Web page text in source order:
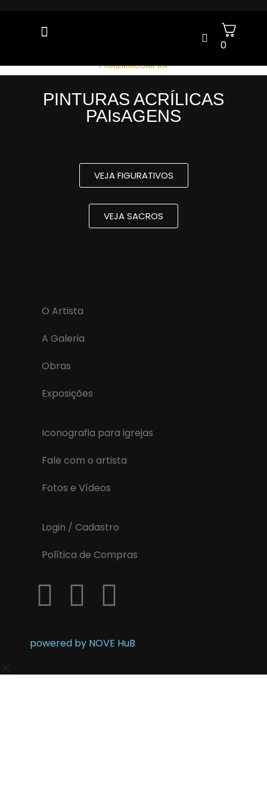
PRIMEIRACOMPRA
0
PINTURAS ACRÍLICAS
PAIsAGENS
VEJA FIGURATIVOS
VEJA SACROS
O Artista
A Galeria
Obras
Exposições
Iconografia para igrejas
Fale com o artista
Fotos e Vídeos
Login / Cadastro
Política de Compras
powered by NOVE HuB